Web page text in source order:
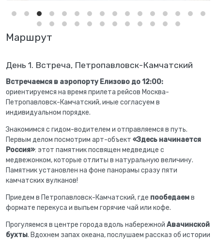
Маршрут
День 1. Встреча, Петропавловск-Камчатский
Встречаемся в аэропорту Елизово до 12:00:
ориентируемся на время прилета рейсов Москва-
Петропавловск-Камчатский, иные согласуем в
индивидуальном порядке.
Знакомимся с гидом-водителем и отправляемся в путь.
Первым делом посмотрим арт-объект «Здесь начинается
Россия»: этот памятник посвящен медведице с
медвежонком, которые отлиты в натуральную величину.
Памятник установлен на фоне панорамы сразу пяти
камчатских вулканов!
Приедем в Петропавловск-Камчатский, где пообедаемв
формате перекуса и выпьем горячие чай или кофе.
Прогуляемся в центре города вдоль набережной Авачинской
бухты. Вдохнем запах океана, послушаем рассказ об истории